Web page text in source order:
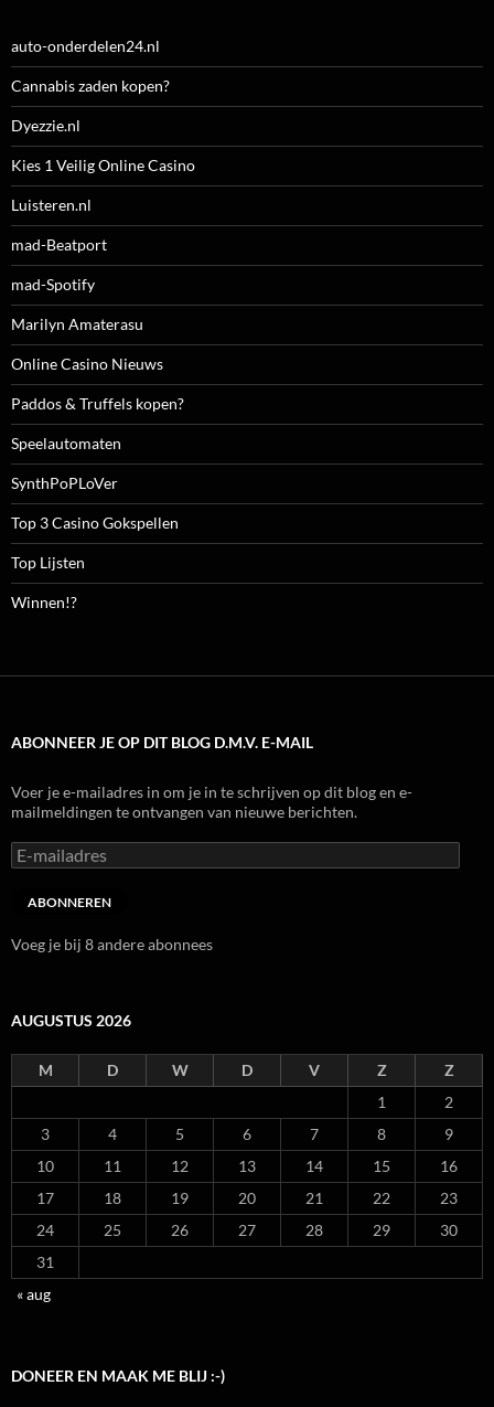
auto-onderdelen24.nl
Cannabis zaden kopen?
Dyezzie.nl
Kies 1 Veilig Online Casino
Luisteren.nl
mad-Beatport
mad-Spotify
Marilyn Amaterasu
Online Casino Nieuws
Paddos & Truffels kopen?
Speelautomaten
SynthPoPLoVer
Top 3 Casino Gokspellen
Top Lijsten
Winnen!?
ABONNEER JE OP DIT BLOG D.M.V. E-MAIL
Voer je e-mailadres in om je in te schrijven op dit blog en e-
mailmeldingen te ontvangen van nieuwe berichten.
E-
mailadres
ABONNEREN
Voeg je bij 8 andere abonnees
AUGUSTUS 2026
M D W D V Z
Z
1
2
3
4 5 6 7 8
9
10
11 12 13 14 15
16
17
18 19 20 21 22
23
24
25 26 27 28 29
30
31
« aug
DONEER EN MAAK ME BLIJ :-)